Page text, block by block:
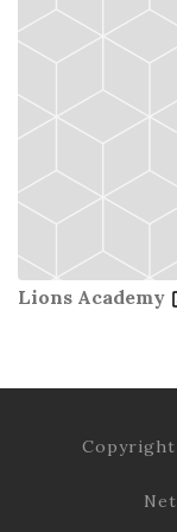
Lions Academy
Copyright